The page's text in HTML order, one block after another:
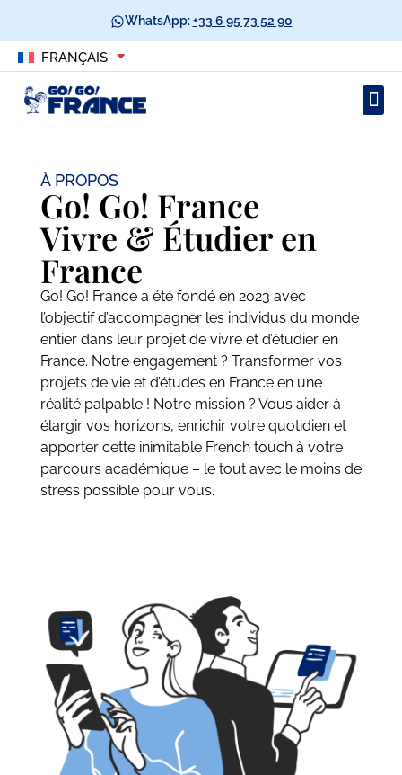
WhatsApp:+33 6 95 73 52 90
FRANÇAIS
À PROPOS
Go! Go! France
Vivre & Étudier en
France
Go! Go! France a été fondé en 2023 avec
l’objectif d’accompagner les individus du monde
entier dans leur projet de vivre et d’étudier en
France. Notre engagement ? Transformer vos
projets de vie et d’études en France en une
réalité palpable ! Notre mission ? Vous aider à
élargir vos horizons, enrichir votre quotidien et
apporter cette inimitable French touch à votre
parcours académique – le tout avec le moins de
stress possible pour vous.